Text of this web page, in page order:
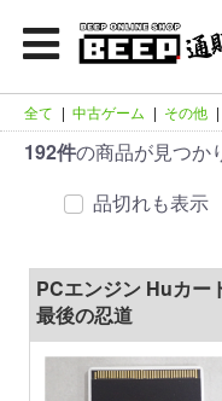
全て | 中古ゲーム | その他 |
192件の商品が見つか
品切れも表示
PCエンジン Huカー
最後の忍道